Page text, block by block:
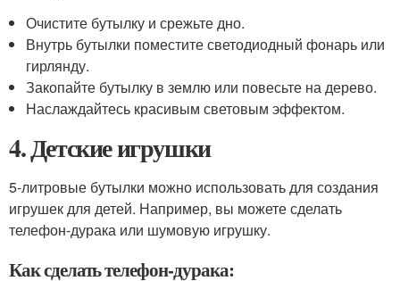
Очистите бутылку и срежьте дно.
Внутрь бутылки поместите светодиодный фонарь или
гирлянду.
Закопайте бутылку в землю или повесьте на дерево.
Наслаждайтесь красивым световым эффектом.
4. Детские игрушки
5-литровые бутылки можно использовать для создания
игрушек для детей. Например, вы можете сделать
телефон-дурака или шумовую игрушку.
Как сделать телефон-дурака: